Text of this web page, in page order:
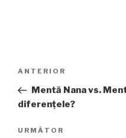
articole
Articolul
anterior
ANTERIOR
Mentă Nana vs.
diferențele?
Articolul
URMĂTOR